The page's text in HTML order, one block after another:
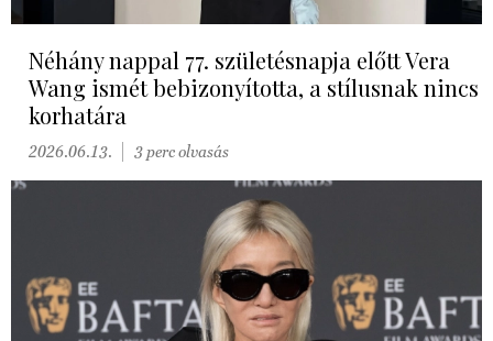
Néhány nappal 77. születésnapja előtt Vera
Wang ismét bebizonyította, a stílusnak nincs
korhatára
2026.06.13. 3 perc olvasás